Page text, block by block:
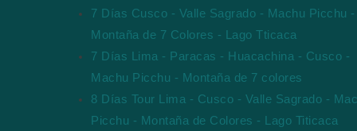
7 Días Cusco - Valle Sagrado - Machu Picchu -
Montaña de 7 Colores - Lago Tticaca
7 Días Lima - Paracas - Huacachina - Cusco -
Machu Picchu - Montaña de 7 colores
8 Días Tour Lima - Cusco - Valle Sagrado -
Picchu - Montaña de Colores - Lago Titicaca